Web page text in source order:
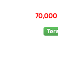
70,000